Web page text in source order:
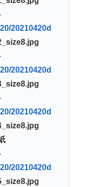
20210420d
20210420d
20210420d
20210420d